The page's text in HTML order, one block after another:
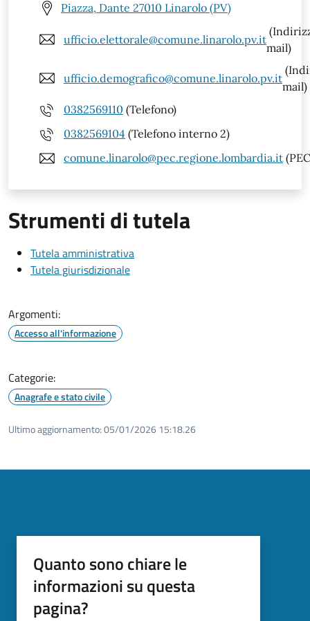
Piazza, Dante 27010 Linarolo (PV)
ufficio.elettorale@comune.linarolo.pv.it
mail)
ufficio.demografico@comune.linarolo.pv.it
mail)
0382569110 (Telefono)
0382569104 (Telefono interno 2)
comune.linarolo@pec.regione.lombardia.it
Strumenti di tutela
Tutela amministrativa
Tutela giurisdizionale
Argomenti:
Accesso all'informazione
Categorie:
Anagrafe e stato civile
Ultimo aggiornamento:05/01/2026 15:18.26
Quanto sono chiare le
informazioni su questa
pagina?